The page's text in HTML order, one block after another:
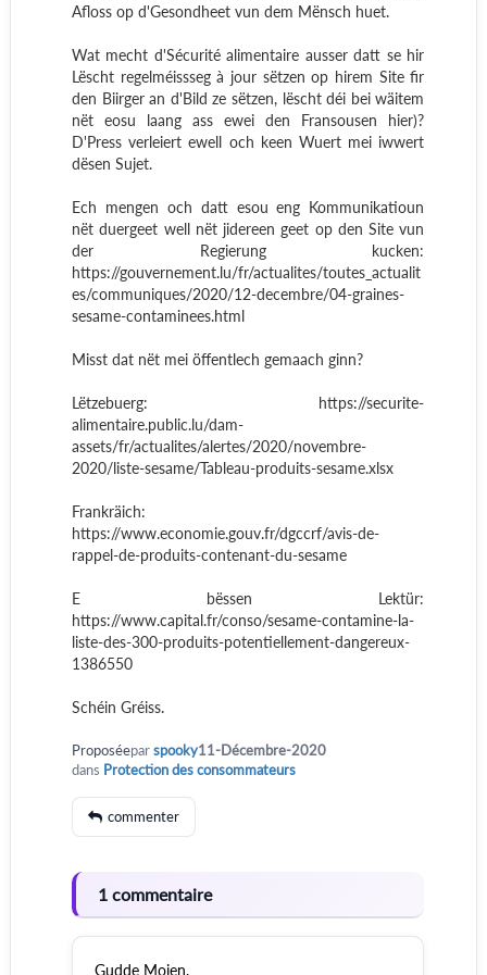
Afloss op d'Gesondheet vun dem Mënsch huet.
Wat mecht d'Sécurité alimentaire ausser datt se hir
Lëscht regelméissseg à jour sëtzen op hirem Site fir
den Biirger an d'Bild ze sëtzen, lëscht déi bei wäitem
nët eosu laang ass ewei den Fransousen hier)?
D'Press verleiert ewell och keen Wuert mei iwwert
dësen Sujet.
Ech mengen och datt esou eng Kommunikatioun
nët duergeet well nët jidereen geet op den Site vun
der Regierung kucken:
https://gouvernement.lu/fr/actualites/toutes_actualit
es/communiques/2020/12-decembre/04-graines-
sesame-contaminees.html
Misst dat nët mei öffentlech gemaach ginn?
Lëtzebuerg: https://securite-
alimentaire.public.lu/dam-
assets/fr/actualites/alertes/2020/novembre-
2020/liste-sesame/Tableau-produits-sesame.xlsx
Frankräich:
https://www.economie.gouv.fr/dgccrf/avis-de-
rappel-de-produits-contenant-du-sesame
E bëssen Lektür:
https://www.capital.fr/conso/sesame-contamine-la-
liste-des-300-produits-potentiellement-dangereux-
1386550
Schéin Gréiss.
Proposéeparspooky11-Décembre-2020
dans Protection des consommateurs
commenter
1 commentaire
Gudde Moien,